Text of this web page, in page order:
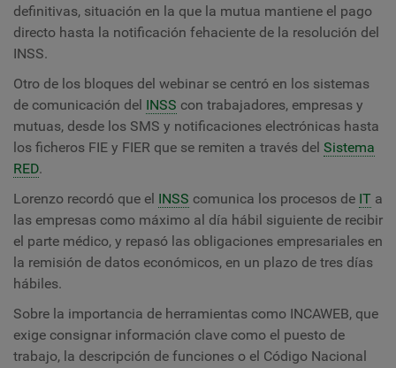
definitivas, situación en la que la mutua mantiene el pago
directo hasta la notificación fehaciente de la resolución del
INSS.
Otro de los bloques del webinar se centró en los sistemas
de comunicación del INSS con trabajadores, empresas y
mutuas, desde los SMS y notificaciones electrónicas hasta
los ficheros FIE y FIER que se remiten a través del Sistema
RED.
Lorenzo recordó que el INSS comunica los procesos de IT a
las empresas como máximo al día hábil siguiente de recibir
el parte médico, y repasó las obligaciones empresariales en
la remisión de datos económicos, en un plazo de tres días
hábiles.
Sobre la importancia de herramientas como INCAWEB, que
exige consignar información clave como el puesto de
trabajo, la descripción de funciones o el Código Nacional